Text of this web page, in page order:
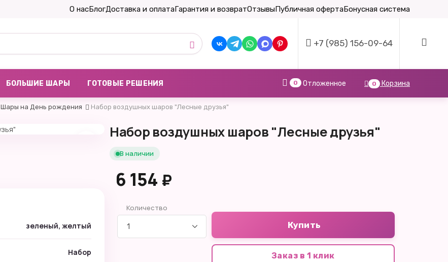
О насБлогДоставка и оплатаГарантия и возвратОтзывыПубличная офертаБонусная система
+7 (985) 156-09-64
БОЛЬШИЕ ШАРЫ ГОТОВЫЕ РЕШЕНИЯ 0 Отложенное 0 Корзина
Шары на День рождения Набор воздушных шаров "Лесные друзья"
зеленый, желтый
Набор
Набор воздушных шаров "Лесные друзья"
В наличии
6 154 ₽
Количество
Купить
Заказ в 1 клик